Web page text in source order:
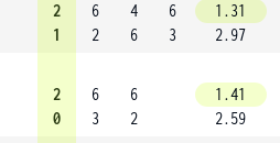
2
1
6
2
4
6
6
3
1.31
2.97
2
0
6
3
6
2
1.41
2.59